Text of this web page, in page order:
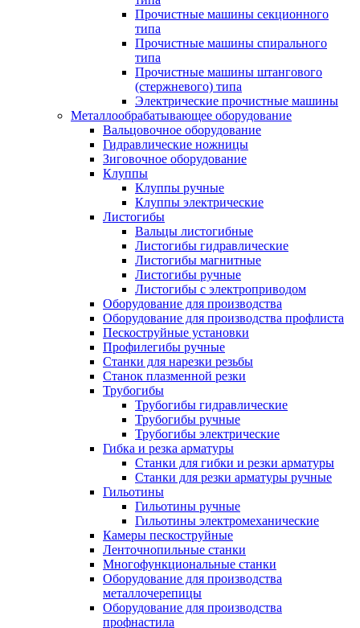
Прочистные машины секционного
типа
Прочистные машины спирального
типа
Прочистные машины штангового
(стержневого) типа
Электрические прочистные машины
Металлообрабатывающее оборудование
Вальцовочное оборудование
Гидравлические ножницы
Зиговочное оборудование
Клуппы
Клуппы ручные
Клуппы электрические
Листогибы
Вальцы листогибные
Листогибы гидравлические
Листогибы магнитные
Листогибы ручные
Листогибы с электроприводом
Оборудование для производства
Оборудование для производства профлиста
Пескоструйные установки
Профилегибы ручные
Станки для нарезки резьбы
Станок плазменной резки
Трубогибы
Трубогибы гидравлические
Трубогибы ручные
Трубогибы электрические
Гибка и резка арматуры
Станки для гибки и резки арматуры
Станки для резки арматуры ручные
Гильотины
Гильотины ручные
Гильотины электромеханические
Камеры пескоструйные
Ленточнопильные станки
Многофункциональные станки
Оборудование для производства
металлочерепицы
Оборудование для производства
профнастила